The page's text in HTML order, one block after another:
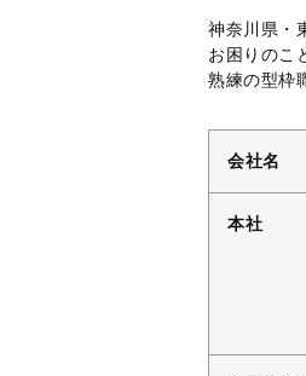
神奈川県・
お困りのこ
熟練の型枠
会社名
本社